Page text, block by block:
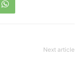
Next article